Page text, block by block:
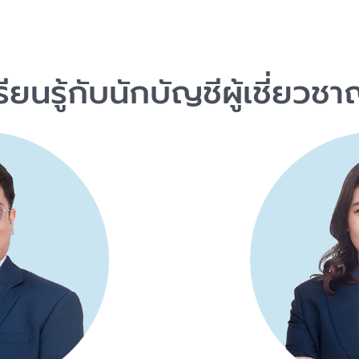
ยนรู้กับนักบัญชีผู้เชี่ยวช